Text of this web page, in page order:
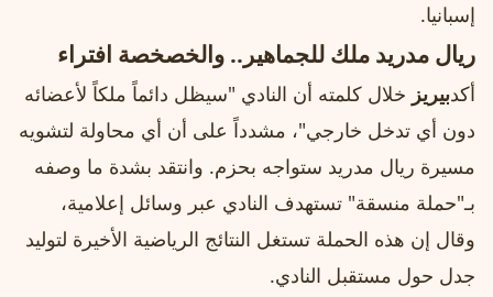
إسبانيا.
ريال مدريد ملك للجماهير.. والخصخصة افتراء
أكدبيريز خلال كلمته أن النادي "سيظل دائماً ملكاً لأعضائه
دون أي تدخل خارجي"، مشدداً على أن أي محاولة لتشويه
مسيرة ريال مدريد ستواجه بحزم. وانتقد بشدة ما وصفه
بـ"حملة منسقة" تستهدف النادي عبر وسائل إعلامية،
وقال إن هذه الحملة تستغل النتائج الرياضية الأخيرة لتوليد
جدل حول مستقبل النادي.